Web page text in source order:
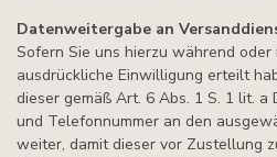
Datenweitergabe an
Sofern Sie uns hierzu während
ausdrückliche Einwilligung erteilt
dieser gemäß Art. 6 Abs. 1 S. 1 lit. a
und Telefonnummer an den
weiter, damit dieser vor Zustellung